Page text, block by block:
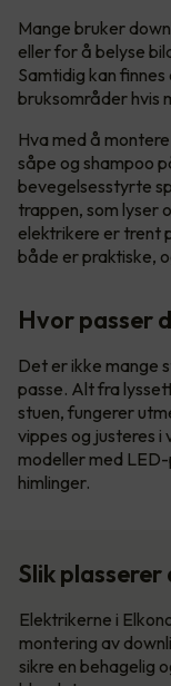
Mange bruker
eller for å belyse
Samtidig kan
bruksområder hvis
Hva med å
såpe og shampoo
bevegelsesstyrte
trappen, som lyser
elektrikere er trent
både er praktiske,
Hvor passer
Det er ikke mange
passe. Alt fra
stuen, fungerer
vippes og justeres i
modeller med
himlinger.
Slik
Elektrikerne i
montering av
sikre en behagelig